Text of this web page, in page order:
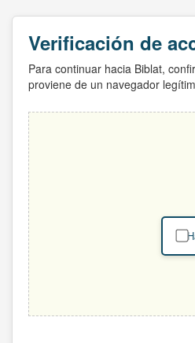
Verificación de
Para continuar hacia Biblat,
proviene de un navegador